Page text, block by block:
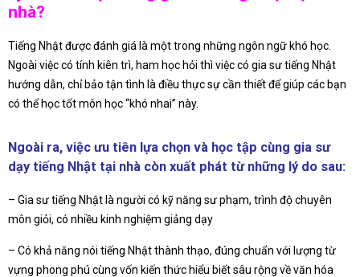
nhà?
Tiếng Nhật được đánh giá là một trong những ngôn ngữ khó học.
Ngoài việc có tính kiên trì, ham học hỏi thì việc có gia sư tiếng Nhật
hướng dẫn, chỉ bảo tận tình là điều thực sự cần thiết để giúp các bạn
có thể học tốt môn học “khó nhai” này.
Ngoài ra, việc ưu tiên lựa chọn và học tập cùng gia sư
dạy tiếng Nhật tại nhà còn xuất phát từ những lý do sau:
– Gia sư tiếng Nhật là người có kỹ năng sư phạm, trình độ chuyên
môn giỏi, có nhiều kinh nghiệm giảng dạy
– Có khả năng nói tiếng Nhật thành thạo, đúng chuẩn với lượng từ
vựng phong phú cùng vốn kiến thức hiểu biết sâu rộng về văn hóa